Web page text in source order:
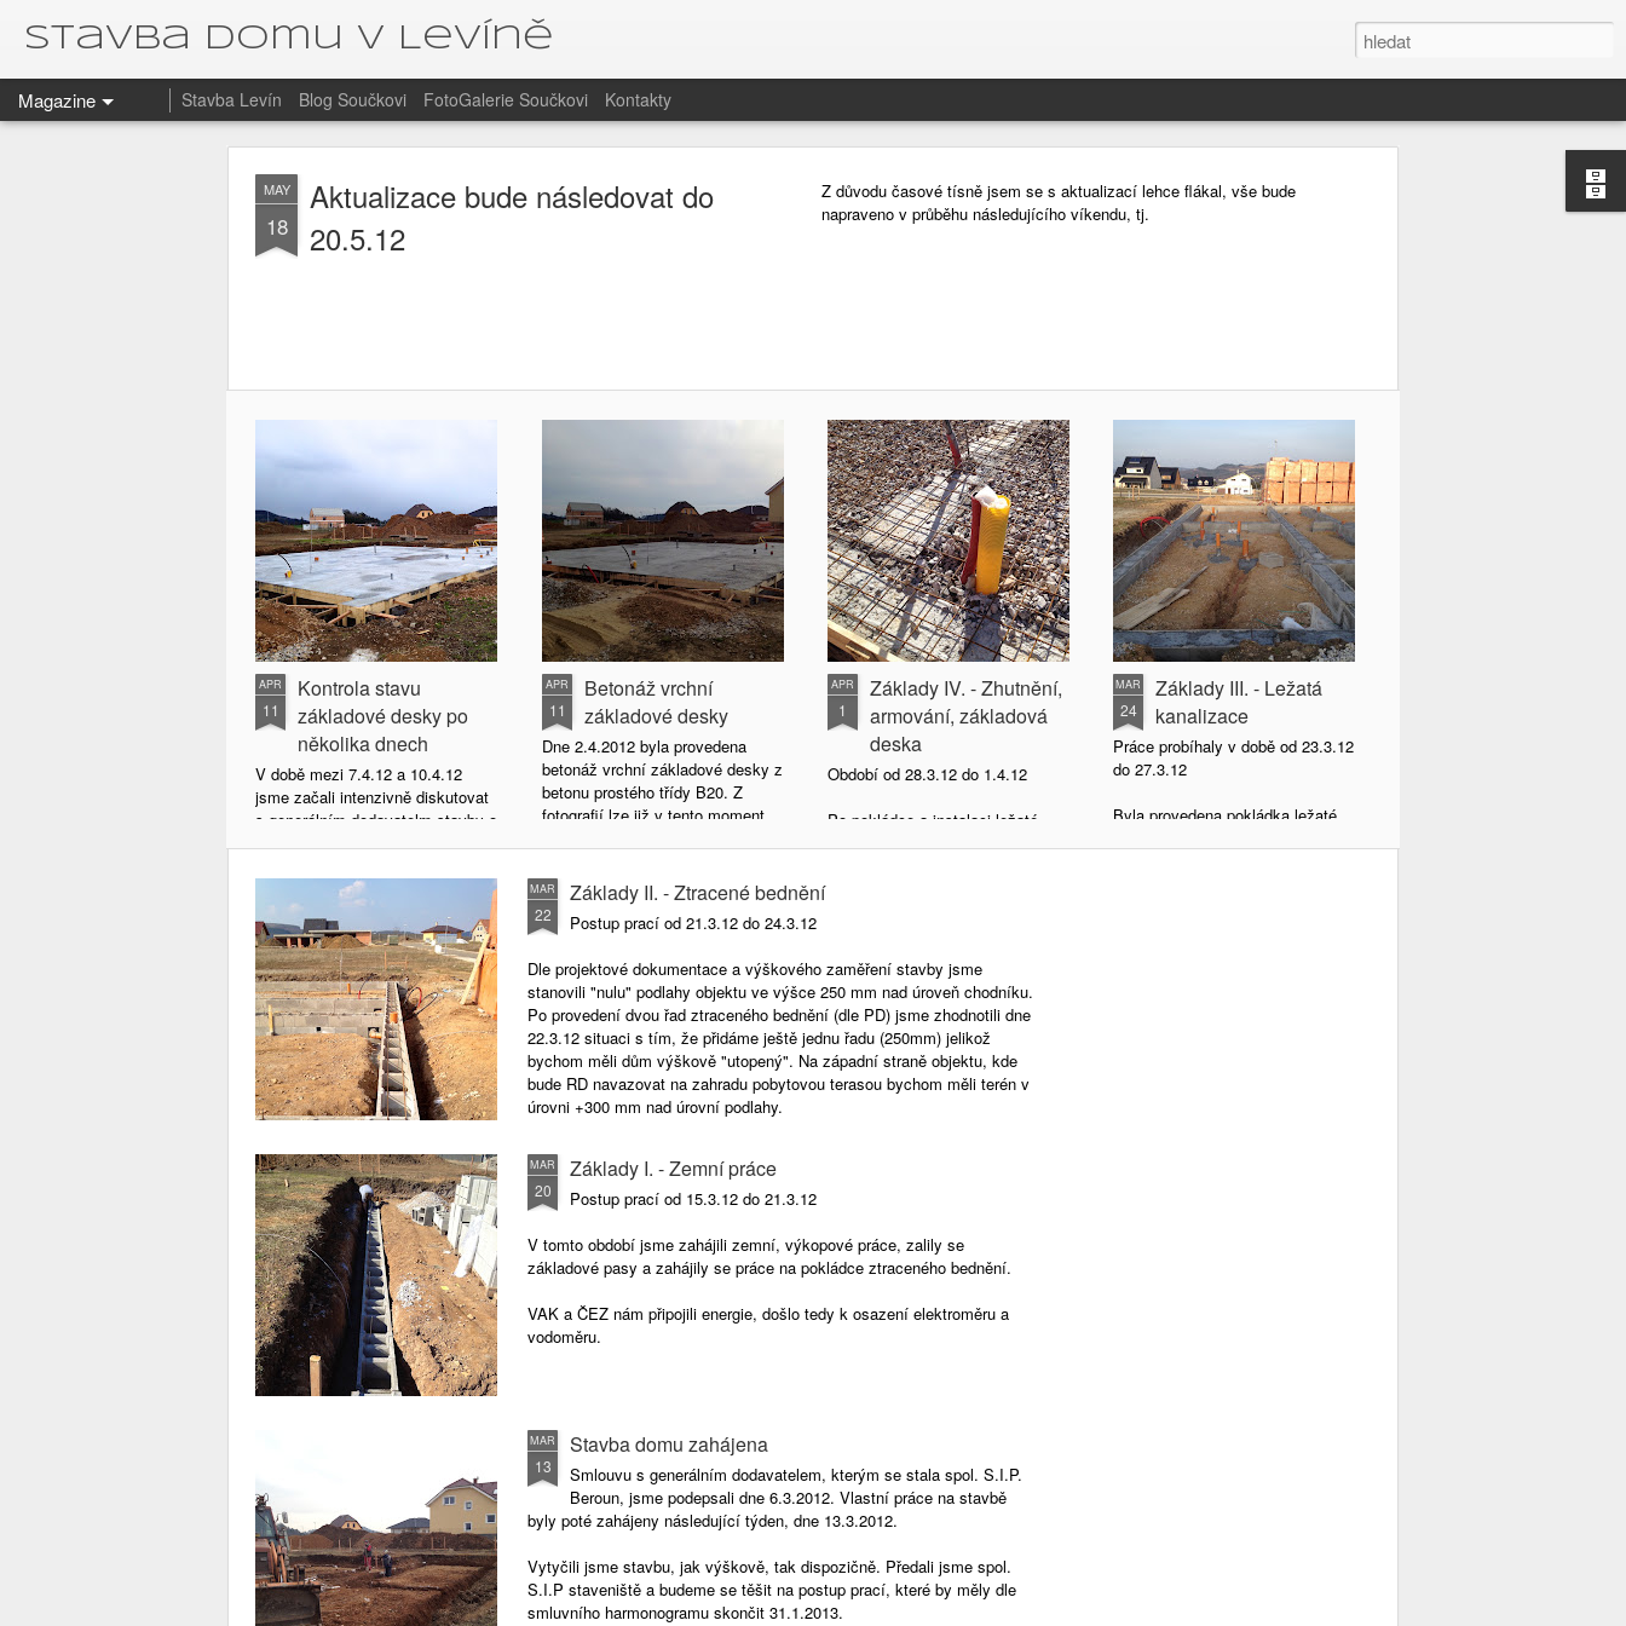
Stavba domu v Levíně
Magazine Stavba Levín Blog Součkovi FotoGalerie Součkovi Kontakty
MAY
18
Aktualizace bude následovat do
20.5.12
Z důvodu časové tísně jsem se s aktualizací lehce flákal, vše bude
napraveno v průběhu následujícího víkendu, tj.
APR
11
Kontrola stavu
základové desky po
několika dnech
V době mezi 7.4.12 a 10.4.12
jsme začali intenzivně diskutovat
s generálním dodavatelm stavby o
vzniklém problému s kvalitou
zřejmé, že stav není optimální a
dne 10.4.12 se rozhodlo, že bude
provedena cetrifikovaná zkouška
pevnosti betonu v nezávislé
laboratoři, na jejímž základě
budeme hledat další řešení.
Bylo domluveno a následně
zrealizované nutné nápravné
opatření - stržení (broušením)
vrchní vrstvy kameniva, která
APR
11
Betonáž vrchní
základové desky
Dne 2.4.2012 byla provedena
betonáž vrchní základové desky z
betonu prostého třídy B20. Z
fotografií lze již v tento moment
nerovnosti, zřetelně jsou poznat
místa, kde je vysoká koncentrace
kameniva, které někde výrazně
desky. Předmětem dalšího
zkoumání bude stav desky po cca
týdnu tvrdnutí.
APR
1
Základy IV. - Zhutnění,
armování, základová
deska
Období od 28.3.12 do 1.4.12
Po pokládce a instalaci ležaté
kanalizace došlo k závozu části
kari síť.
MAR
24
Základy III. - Ležatá
kanalizace
Práce probíhaly v době od 23.3.12
do 27.3.12
Byla provedena pokládka ležaté
MAR
22
Základy II. - Ztracené bednění
Postup prací od 21.3.12 do 24.3.12
Dle projektové dokumentace a výškového zaměření stavby jsme
stanovili "nulu" podlahy objektu ve výšce 250 mm nad úroveň chodníku.
Po provedení dvou řad ztraceného bednění (dle PD) jsme zhodnotili dne
22.3.12 situaci s tím, že přidáme ještě jednu řadu (250mm) jelikož
bychom měli dům výškově "utopený". Na západní straně objektu, kde
bude RD navazovat na zahradu pobytovou terasou bychom měli terén v
úrovni +300 mm nad úrovní podlahy.
MAR
20
Základy I. - Zemní práce
Postup prací od 15.3.12 do 21.3.12
V tomto období jsme zahájili zemní, výkopové práce, zalily se
základové pasy a zahájily se práce na pokládce ztraceného bednění.
VAK a ČEZ nám připojili energie, došlo tedy k osazení elektroměru a
vodoměru.
MAR
13
Stavba domu zahájena
Smlouvu s generálním dodavatelem, kterým se stala spol. S.I.P.
Beroun, jsme podepsali dne 6.3.2012. Vlastní práce na stavbě
byly poté zahájeny následující týden, dne 13.3.2012.
Vytyčili jsme stavbu, jak výškově, tak dispozičně. Předali jsme spol.
S.I.P staveniště a budeme se těšit na postup prací, které by měly dle
smluvního harmonogramu skončit 31.1.2013.